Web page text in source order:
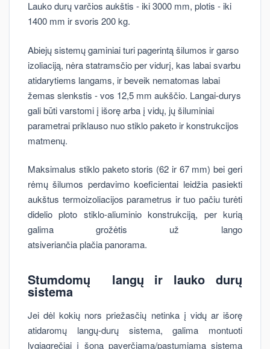
Lauko durų varčios aukštis - iki 3000 mm, plotis - iki
1400 mm ir svoris 200 kg.
Abiejų sistemų gaminiai turi pagerintą šilumos ir garso
izoliaciją, nėra statramsčio per vidurį, kas labai svarbu
atidarytiems langams, ir beveik nematomas labai
žemas slenkstis - vos 12,5 mm aukščio. Langai-durys
gali būti varstomi į išorę arba į vidų, jų šiluminiai
parametrai priklauso nuo stiklo paketo ir konstrukcijos
matmenų.
Maksimalus stiklo paketo storis (62 ir 67 mm) bei geri
rėmų šilumos perdavimo koeficientai leidžia pasiekti
aukštus termoizoliacijos parametrus ir tuo pačiu turėti
didelio ploto stiklo-aliuminio konstrukciją, per kurią
galima grožėtis už lango
atsiveriančia plačia panorama.
Stumdomų langų ir lauko durų
sistema
Jei dėl kokių nors priežasčių netinka į vidų ar išorę
atidaromų langų-durų sistema, galima montuoti
lygiagrečiai į šoną paverčiamą/pastumiamą sistemą